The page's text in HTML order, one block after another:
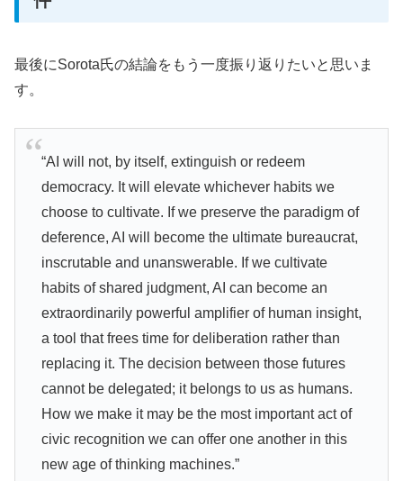
最後にSorota氏の結論をもう一度振り返りたいと思いま
す。
“AI will not, by itself, extinguish or redeem
democracy. It will elevate whichever habits we
choose to cultivate. If we preserve the paradigm of
deference, AI will become the ultimate bureaucrat,
inscrutable and unanswerable. If we cultivate
habits of shared judgment, AI can become an
extraordinarily powerful amplifier of human insight,
a tool that frees time for deliberation rather than
replacing it. The decision between those futures
cannot be delegated; it belongs to us as humans.
How we make it may be the most important act of
civic recognition we can offer one another in this
new age of thinking machines.”